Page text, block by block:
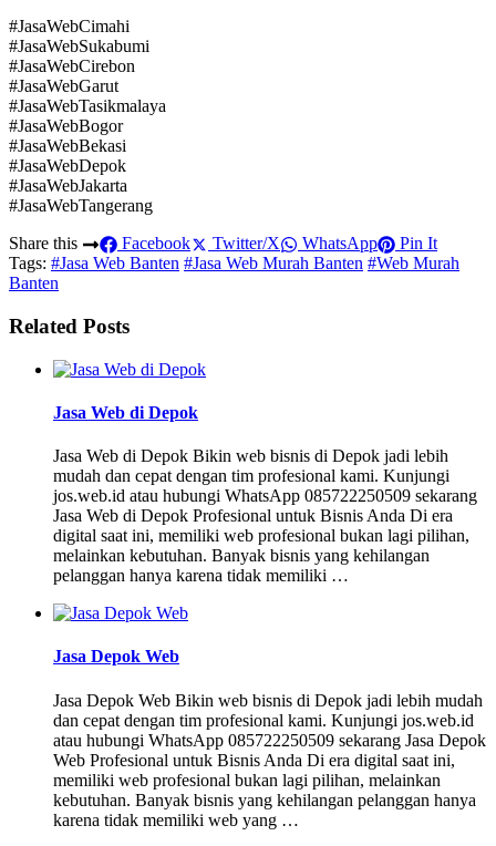
#JasaWebCimahi
#JasaWebSukabumi
#JasaWebCirebon
#JasaWebGarut
#JasaWebTasikmalaya
#JasaWebBogor
#JasaWebBekasi
#JasaWebDepok
#JasaWebJakarta
#JasaWebTangerang
Share this
Facebook Twitter/X WhatsApp
Pin It
Tags: #Jasa Web Banten #Jasa Web Murah Banten #Web Murah
Banten
Related Posts
Jasa Web di Depok
Jasa Web di Depok Bikin web bisnis di Depok jadi lebih
mudah dan cepat dengan tim profesional kami. Kunjungi
jos.web.id atau hubungi WhatsApp 085722250509 sekarang
Jasa Web di Depok Profesional untuk Bisnis Anda Di era
digital saat ini, memiliki web profesional bukan lagi pilihan,
melainkan kebutuhan. Banyak bisnis yang kehilangan
pelanggan hanya karena tidak memiliki …
Jasa Depok Web
Jasa Depok Web Bikin web bisnis di Depok jadi lebih mudah
dan cepat dengan tim profesional kami. Kunjungi jos.web.id
atau hubungi WhatsApp 085722250509 sekarang Jasa Depok
Web Profesional untuk Bisnis Anda Di era digital saat ini,
memiliki web profesional bukan lagi pilihan, melainkan
kebutuhan. Banyak bisnis yang kehilangan pelanggan hanya
karena tidak memiliki web yang …